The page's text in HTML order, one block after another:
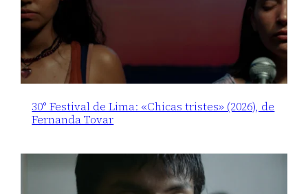
30° Festival de Lima: «Chicas tristes» (2026), de
Fernanda Tovar